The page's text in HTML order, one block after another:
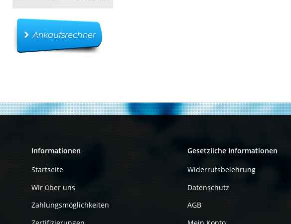
Informationen
Startseite
Wir über uns
Zahlungsmöglichkeiten
Gesetzliche Informationen
Widerrufsbelehrung
Datenschutz
AGB